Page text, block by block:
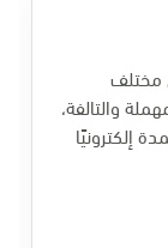
مختلف
والتالفة،
إلكترونيًا